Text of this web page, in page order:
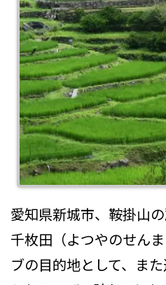
愛知県新城市、鞍掛山
千枚田（よつやのせん
ブの目的地として、ま